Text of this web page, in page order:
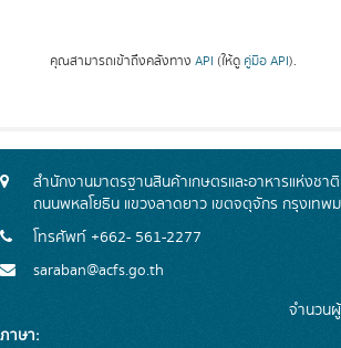
คุณสามารถเข้าถึงคลังทาง API (ให้ดู คู่มือ API).
สำนักงานมาตรฐานสินค้าเกษตรและอาหารแห่งชา
ถนนพหลโยธิน แขวงลาดยาว เขตจตุจักร กรุงเทพ
โทรศัพท์ +662- 561-2277
saraban@acfs.go.th
จำนวน
ภาษา